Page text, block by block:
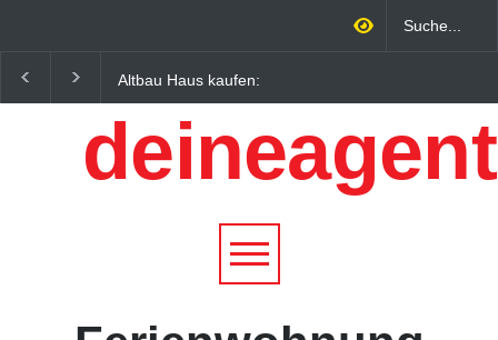
Altbau Haus kaufen:
Unterschiede zwischen
Süddeutschland und
Österreich einfach erklärt
Wirtschaftsfaktor: Wie
Qualitätstourismus
profitieren